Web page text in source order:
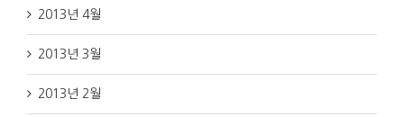
2013년 4월
2013년 3월
2013년 2월